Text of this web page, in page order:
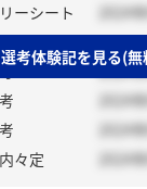
ーシート
2024
2024
2024
2024
々定
2024
選考体験記を見る(無